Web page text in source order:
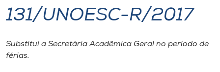
I.nova
Diplomados
131/UNOESC-R/2017
Substitui a Secretária Acadêmica Geral no período de
férias.